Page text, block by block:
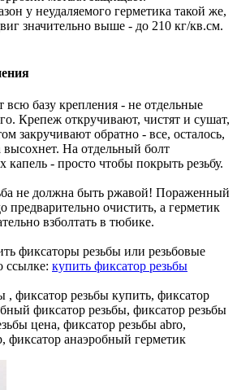
у неудаляемого герметика такой же,
значительно выше - до 210 кг/кв.см.
всю базу крепления - не отдельные
Крепеж откручивают, чистят и сушат,
закручивают обратно - все, осталось,
На отдельный болт
капель - просто чтобы покрыть резьбу.
не должна быть ржавой! Пораженный
предварительно очистить, а герметик
взболтать в тюбике.
фиксаторы резьбы или резьбовые
ссылке: купить фиксатор резьбы
, фиксатор резьбы купить, фиксатор
фиксатор резьбы, фиксатор резьбы
цена, фиксатор резьбы abro,
фиксатор анаэробный герметик